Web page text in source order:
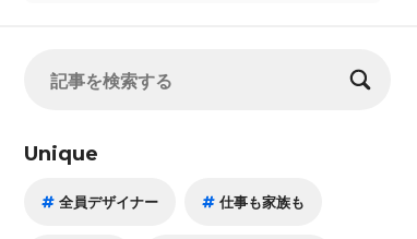
Unique
全員デザイナー 仕事も家族も